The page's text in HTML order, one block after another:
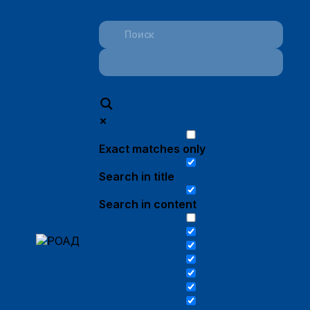
Exact matches only
Search in title
Search in content